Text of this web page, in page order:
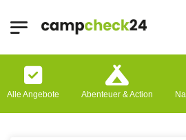
Alle Angebote Abenteuer & Action